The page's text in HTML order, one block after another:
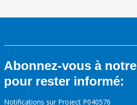
Abonnez-vous à
pour rester informé:
Notifications sur Project P040576